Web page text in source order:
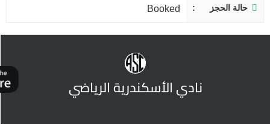
حالة الحجز Booked
نادي الأسكندرية الرياضي